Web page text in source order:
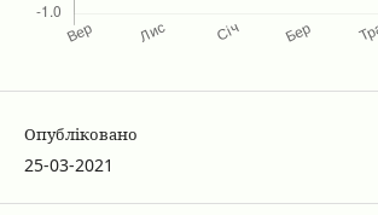
Опубліковано
25-03-2021